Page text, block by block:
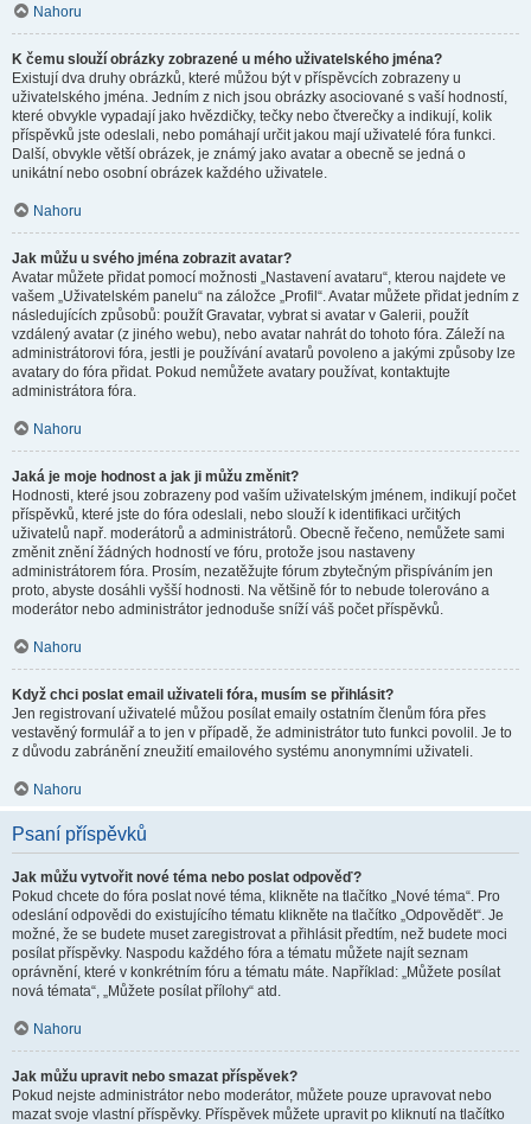
Nahoru
K čemu slouží obrázky zobrazené u mého uživatelského jména?
Existují dva druhy obrázků, které můžou být v příspěvcích zobrazeny u
uživatelského jména. Jedním z nich jsou obrázky asociované s vaší hodností,
které obvykle vypadají jako hvězdičky, tečky nebo čtverečky a indikují, kolik
příspěvků jste odeslali, nebo pomáhají určit jakou mají uživatelé fóra funkci.
Další, obvykle větší obrázek, je známý jako avatar a obecně se jedná o
unikátní nebo osobní obrázek každého uživatele.
Nahoru
Jak můžu u svého jména zobrazit avatar?
Avatar můžete přidat pomocí možnosti „Nastavení avataru“, kterou najdete ve
vašem „Uživatelském panelu“ na záložce „Profil“. Avatar můžete přidat jedním z
následujících způsobů: použít Gravatar, vybrat si avatar v Galerii, použít
vzdálený avatar (z jiného webu), nebo avatar nahrát do tohoto fóra. Záleží na
administrátorovi fóra, jestli je používání avatarů povoleno a jakými způsoby lze
avatary do fóra přidat. Pokud nemůžete avatary používat, kontaktujte
administrátora fóra.
Nahoru
Jaká je moje hodnost a jak ji můžu změnit?
Hodnosti, které jsou zobrazeny pod vaším uživatelským jménem, indikují počet
příspěvků, které jste do fóra odeslali, nebo slouží k identifikaci určitých
uživatelů např. moderátorů a administrátorů. Obecně řečeno, nemůžete sami
změnit znění žádných hodností ve fóru, protože jsou nastaveny
administrátorem fóra. Prosím, nezatěžujte fórum zbytečným přispíváním jen
proto, abyste dosáhli vyšší hodnosti. Na většině fór to nebude tolerováno a
moderátor nebo administrátor jednoduše sníží váš počet příspěvků.
Nahoru
Když chci poslat email uživateli fóra, musím se přihlásit?
Jen registrovaní uživatelé můžou posílat emaily ostatním členům fóra přes
vestavěný formulář a to jen v případě, že administrátor tuto funkci povolil. Je to
z důvodu zabránění zneužití emailového systému anonymními uživateli.
Nahoru
Psaní příspěvků
Jak můžu vytvořit nové téma nebo poslat odpověď?
Pokud chcete do fóra poslat nové téma, klikněte na tlačítko „Nové téma“. Pro
odeslání odpovědi do existujícího tématu klikněte na tlačítko „Odpovědět“. Je
možné, že se budete muset zaregistrovat a přihlásit předtím, než budete moci
posílat příspěvky. Naspodu každého fóra a tématu můžete najít seznam
oprávnění, které v konkrétním fóru a tématu máte. Například: „Můžete posílat
nová témata“, „Můžete posílat přílohy“ atd.
Nahoru
Jak můžu upravit nebo smazat příspěvek?
Pokud nejste administrátor nebo moderátor, můžete pouze upravovat nebo
mazat svoje vlastní příspěvky. Příspěvek můžete upravit po kliknutí na tlačítko